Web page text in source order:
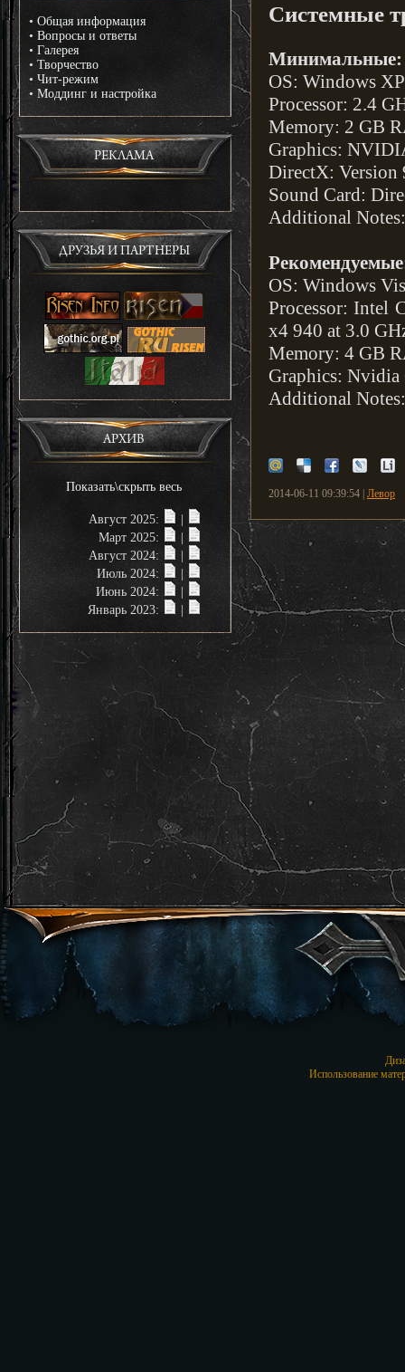
• Общая информация
• Вопросы и ответы
• Галерея
• Творчество
• Чит-режим
• Моддинг и настройка
РЕКЛАМА
ДРУЗЬЯ И ПАРТНЕРЫ
АРХИВ
Показать\скрыть весь
Август 2025:
Март 2025:
Август 2024:
Июль 2024:
Июнь 2024:
Январь 2023:
Системные
Минимальные:
OS: Windows
Processor: 2.4
Memory: 2 GB
Graphics:
DirectX: Version
Sound Card:
Additional
OS: Windows
Processor: Intel
x4 940 at 3.0
Memory: 4 GB
Graphics:
Additional
2014-06-11 09:39:54 | Левор
Использование